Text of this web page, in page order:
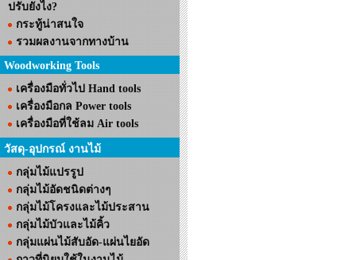
ปรับยังไง?
กระทู้น่าสนใจ
รวมผลงานจากทางบ้าน
Woodworking Tools
เครื่องมือทั่วไป Hand tools
เครื่องมือกล Power tools
เครื่องมือที่ใช้ลม Air tools
วัสดุ-อุปกรณ์ งานไม้
กลุ่มไม้แปรรูป
กลุ่มไม้อัดชนิดต่างๆ
กลุ่มไม้โครงและไม้ประสาน
กลุ่มไม้บัวและไม้คิ้ว
กลุ่มแผ่นไม้สับอัด-แผ่นไยอัด